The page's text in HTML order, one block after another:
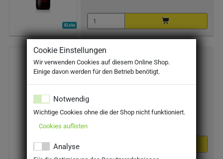
Kiste
Kiste
fritz kola superzero 24x0,2l
Preis: 19,09 €
Cookie Einstellungen
Wir verwenden Cookies auf diesem Online Shop.
Einige davon werden für den Betrieb benötigt.
Notwendig
Wichtige Cookies ohne die der Shop nicht funktioniert.
Cookies auflisten
Analyse